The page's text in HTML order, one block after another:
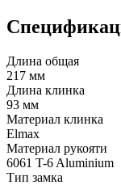
Длина общая
217 мм
Длина клинка
93 мм
Материал клинка
Elmax
Материал рукояти
6061 T-6 Aluminium
Тип замка